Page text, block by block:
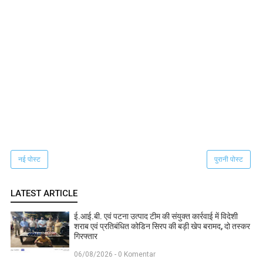
नई पोस्ट पुरानी पोस्ट
LATEST ARTICLE
ई.आई.बी. एवं पटना उत्पाद टीम की संयुक्त कार्रवाई में विदेशी
शराब एवं प्रतिबंधित कोडिन सिरप की बड़ी खेप बरामद, दो तस्कर
गिरफ्तार
06/08/2026 - 0 Komentar